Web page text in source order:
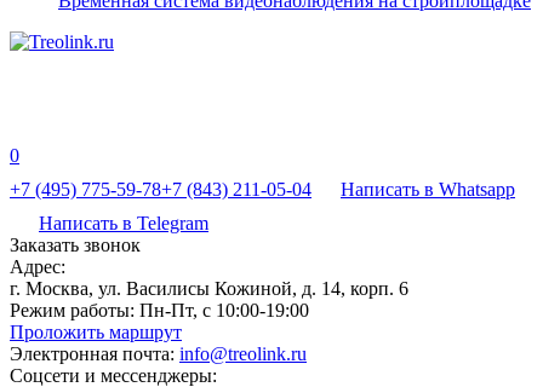
0
+7 (495) 775-59-78+7 (843) 211-05-04
Написать в Whatsapp
Написать в Telegram
Заказать звонок
Адрес:
г. Москва, ул. Василисы Кожиной, д. 14, корп. 6
Режим работы: Пн-Пт, с 10:00-19:00
Проложить маршрут
Электронная почта: info@treolink.ru
Соцсети и мессенджеры: